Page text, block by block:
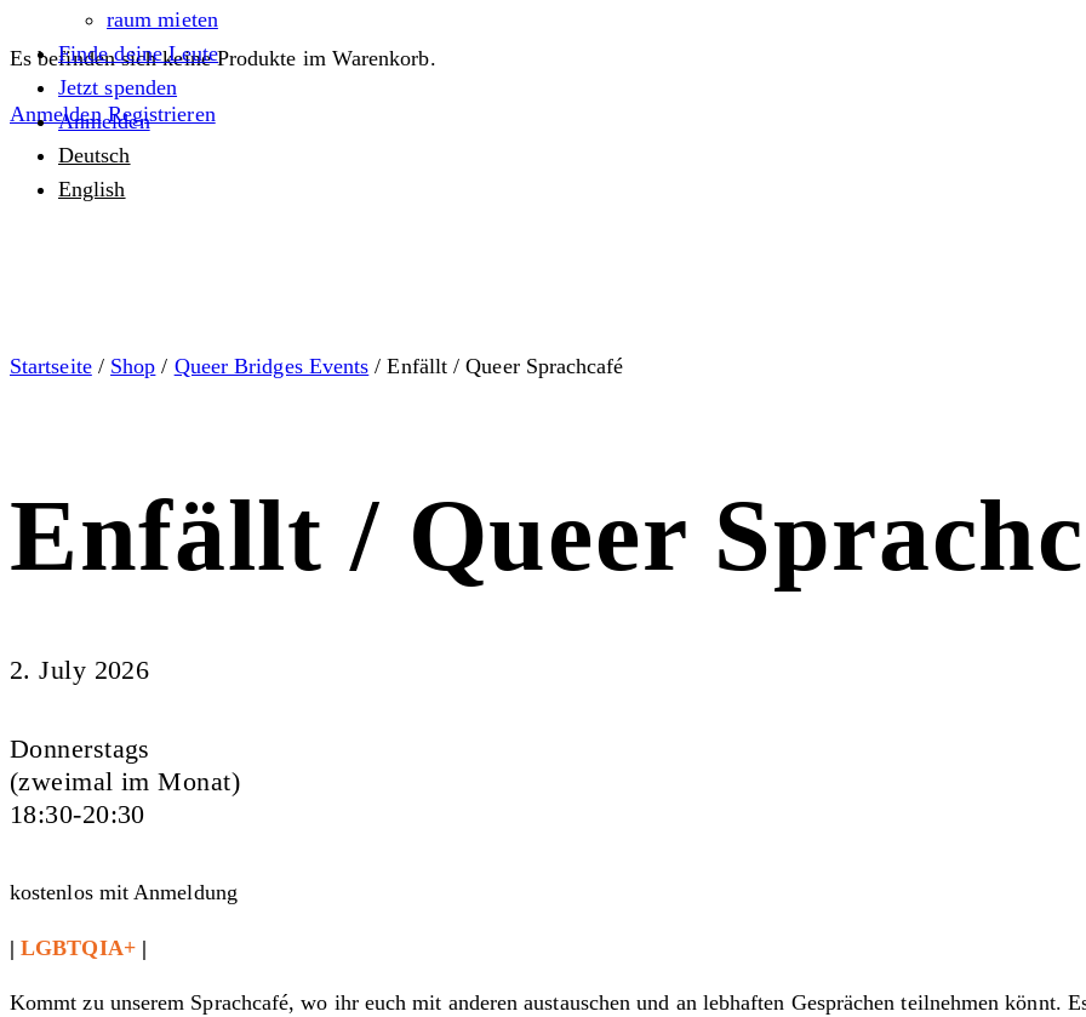
Es befinden sich keine Produkte im Warenkorb.
Anmelden Registrieren
raum mieten
Finde deine Leute
Jetzt spenden
Anmelden
Deutsch
English
Startseite/ Shop / Queer Bridges Events / Enfällt / Queer Sprachcafé
Enfällt / Queer
2. July 2026
Donnerstags
(zweimal im Monat)
18:30-20:30
kostenlos mit Anmeldung
|LGBTQIA+|
Kommt zu unserem Sprachcafé, wo ihr euch mit anderen austauschen und an lebhaften Gesprächen teilnehmen könnt.